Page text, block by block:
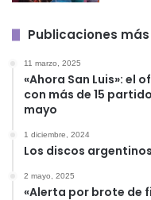
Publicaciones
11 marzo, 2025
«Ahora San Luis»: el
con más de 15
mayo
1 diciembre, 2024
Los discos
2 mayo, 2025
«Alerta por brote de